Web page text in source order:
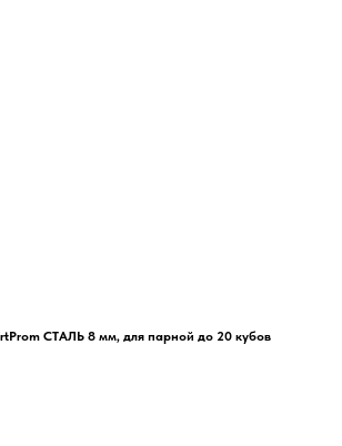
СТАЛЬ 8 мм, для парной до 20 кубов